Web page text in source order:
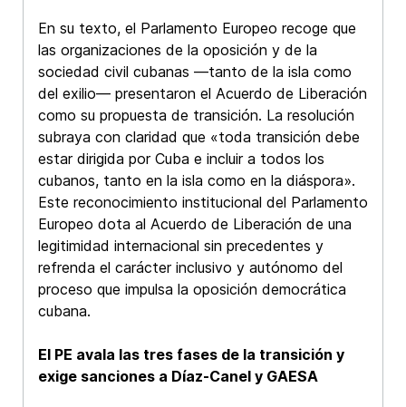
En su texto, el Parlamento Europeo recoge que
las organizaciones de la oposición y de la
sociedad civil cubanas —tanto de la isla como
del exilio— presentaron el Acuerdo de Liberación
como su propuesta de transición. La resolución
subraya con claridad que «toda transición debe
estar dirigida por Cuba e incluir a todos los
cubanos, tanto en la isla como en la diáspora».
Este reconocimiento institucional del Parlamento
Europeo dota al Acuerdo de Liberación de una
legitimidad internacional sin precedentes y
refrenda el carácter inclusivo y autónomo del
proceso que impulsa la oposición democrática
cubana.
El PE avala las tres fases de la transición y
exige sanciones a Díaz-Canel y GAESA